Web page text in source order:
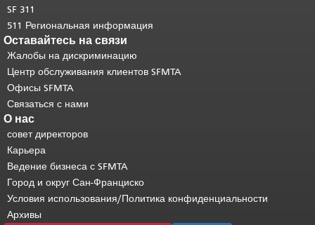
SF 311
511 Региональная информация
Оставайтесь на связи
Жалобы на дискриминацию
Центр обслуживания клиентов SFMTA
Офисы SFMTA
Связаться с нами
О нас
совет директоров
Карьера
Ведение бизнеса с SFMTA
Город и округ Сан-Франциско
Условия использования/Политика конфиденциальности
Архивы